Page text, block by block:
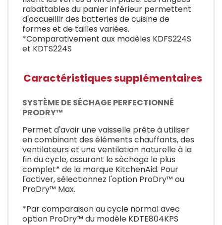
rabattables du panier inférieur permettent
d'accueillir des batteries de cuisine de
formes et de tailles variées.
*Comparativement aux modèles KDFS224S
et KDTS224S
Caractéristiques supplémentaires
SYSTÈME DE SÉCHAGE PERFECTIONNÉ
PRODRY™
Permet d'avoir une vaisselle prête à utiliser
en combinant des éléments chauffants, des
ventilateurs et une ventilation naturelle à la
fin du cycle, assurant le séchage le plus
complet* de la marque KitchenAid. Pour
l'activer, sélectionnez l'option ProDry™ ou
ProDry™ Max.
*Par comparaison au cycle normal avec
option ProDry™ du modèle KDTE804KPS